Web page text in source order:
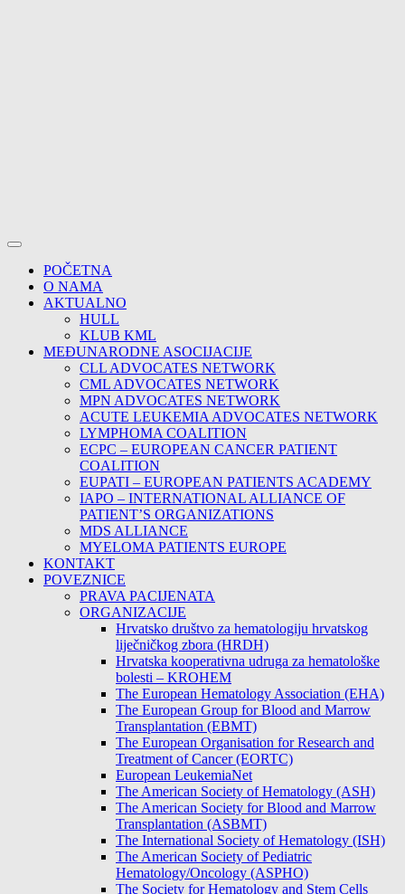
POČETNA
O NAMA
AKTUALNO
HULL
KLUB KML
MEĐUNARODNE ASOCIJACIJE
CLL ADVOCATES NETWORK
CML ADVOCATES NETWORK
MPN ADVOCATES NETWORK
ACUTE LEUKEMIA ADVOCATES NETWORK
LYMPHOMA COALITION
ECPC – EUROPEAN CANCER PATIENT
COALITION
EUPATI – EUROPEAN PATIENTS ACADEMY
IAPO – INTERNATIONAL ALLIANCE OF
PATIENT’S ORGANIZATIONS
MDS ALLIANCE
MYELOMA PATIENTS EUROPE
KONTAKT
POVEZNICE
PRAVA PACIJENATA
ORGANIZACIJE
Hrvatsko društvo za hematologiju hrvatskog
liječničkog zbora (HRDH)
Hrvatska kooperativna udruga za hematološke
bolesti – KROHEM
The European Hematology Association (EHA)
The European Group for Blood and Marrow
Transplantation (EBMT)
The European Organisation for Research and
Treatment of Cancer (EORTC)
European LeukemiaNet
The American Society of Hematology (ASH)
The American Society for Blood and Marrow
Transplantation (ASBMT)
The International Society of Hematology (ISH)
The American Society of Pediatric
Hematology/Oncology (ASPHO)
The Society for Hematology and Stem Cells